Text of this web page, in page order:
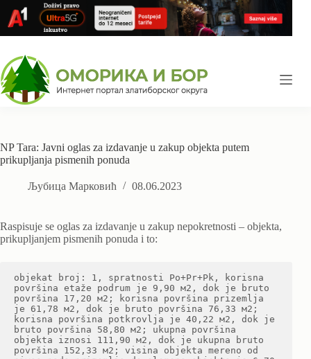
content
NP Tara: Јavni oglas za izdavanje u zakup objekta putem
prikupljanja pismenih ponuda
Љубица Марковић 08.06.2023
Raspisuje se oglas za izdavanje u zakup nepokretnosti – objekta,
prikupljanjem pismenih ponuda i to:
objekat broj: 1, spratnosti Po+Pr+Pk, korisna
površina etaže podrum je 9,90 м2, dok je bruto
površina 17,20 м2; korisna površina prizemlja
je 61,78 м2, dok je bruto površina 76,33 м2;
korisna površina potkrovlja je 40,22 м2, dok je
bruto površina 58,80 м2; ukupna površina
objekta iznosi 111,90 м2, dok je ukupna bruto
površina 152,33 м2; visina objekta mereno od